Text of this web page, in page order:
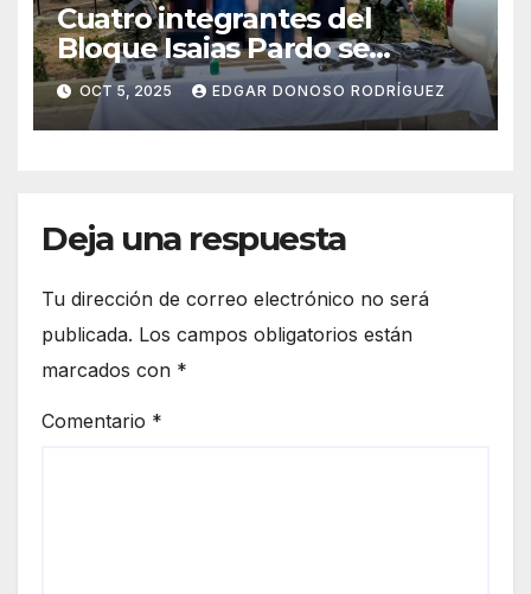
Cuatro integrantes del
Bloque Isaias Pardo se
sometieron a la Justicia
OCT 5, 2025 EDGAR DONOSO RODRÍGUEZ
Deja una respuesta
Tu dirección de correo electrónico no será
publicada. Los campos obligatorios están
marcados con *
Comentario *